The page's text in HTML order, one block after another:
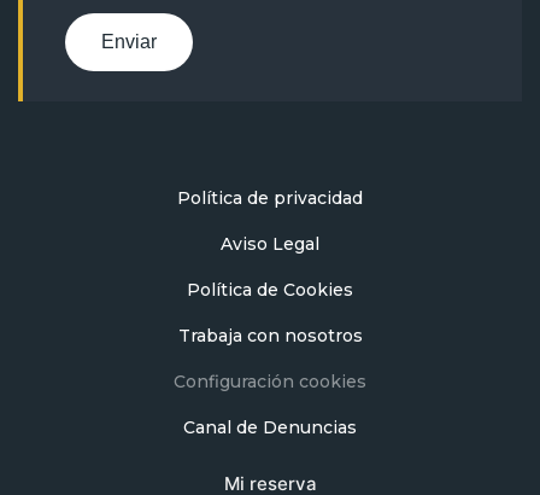
Enviar
Política de privacidad
Aviso Legal
Política de Cookies
Trabaja con nosotros
Configuración cookies
Canal de Denuncias
Mi reserva